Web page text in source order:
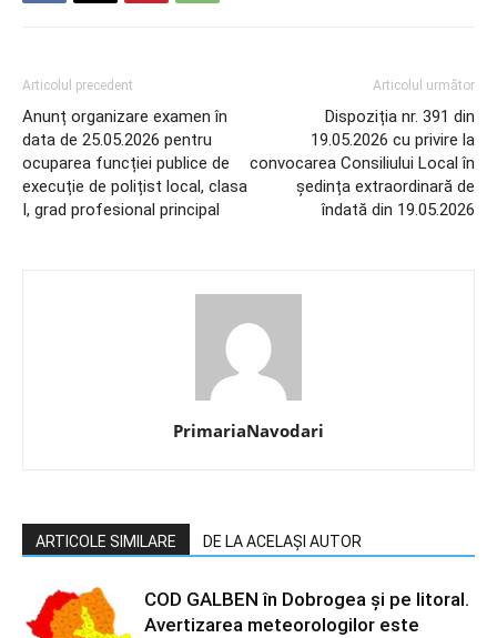
Articolul precedent
Anunț organizare examen în
data de 25.05.2026 pentru
ocuparea funcției publice de
execuție de polițist local, clasa
I, grad profesional principal
Articolul următor
Dispoziția nr. 391 din
19.05.2026 cu privire la
convocarea Consiliului Local în
ședința extraordinară de
îndată din 19.05.2026
PrimariaNavodari
ARTICOLE SIMILARE DE LA ACELAȘI AUTOR
COD GALBEN în Dobrogea și pe litoral.
Avertizarea meteorologilor este